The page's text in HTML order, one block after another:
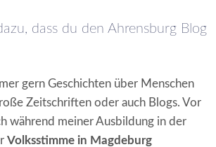
dass du den Ahrensburg Blog
gern Geschichten über Menschen
Zeitschriften oder auch Blogs. Vor
während meiner Ausbildung in der
Volksstimme in Magdeburg